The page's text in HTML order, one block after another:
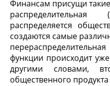
Финансам присущи
распределяется
создаются самые
функции происходит
другими словами,
общественного